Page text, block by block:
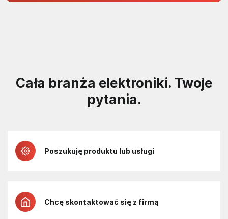
projektach 5 V
Cała branża elektroniki. Twoje
pytania.
Poszukuję produktu lub usługi
Chcę skontaktować się z firmą